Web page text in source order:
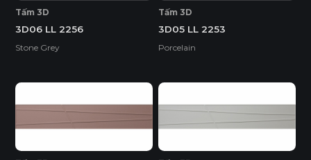
Tấm 3D
3D06 LL 2256
Stone Grey
Tấm 3D
3D05 LL 2253
Porcelain